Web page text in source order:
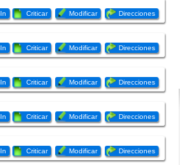
Criticar Modificar Direcciones
Criticar Modificar Direcciones
Criticar Modificar Direcciones
Criticar Modificar Direcciones
Criticar Modificar Direcciones